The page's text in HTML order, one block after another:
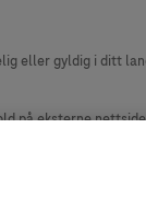
eller gyldig i ditt
på eksterne